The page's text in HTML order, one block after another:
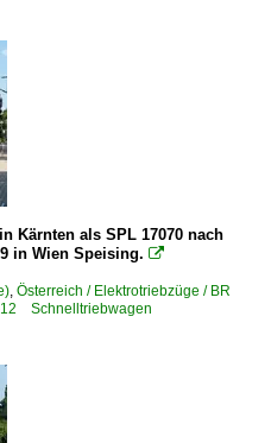
Kärnten als SPL 17070 nach
in Wien Speising. 
, Österreich / Elektrotriebzüge / BR
12 Schnelltriebwagen